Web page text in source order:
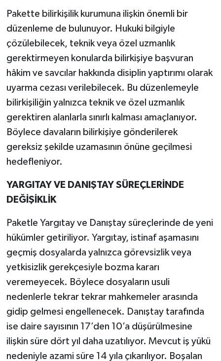
Pakette bilirkişilik kurumuna ilişkin önemli bir
düzenleme de bulunuyor. Hukuki bilgiyle
çözülebilecek, teknik veya özel uzmanlık
gerektirmeyen konularda bilirkişiye başvuran
hâkim ve savcılar hakkında disiplin yaptırımı olarak
uyarma cezası verilebilecek. Bu düzenlemeyle
bilirkişiliğin yalnızca teknik ve özel uzmanlık
gerektiren alanlarla sınırlı kalması amaçlanıyor.
Böylece davaların bilirkişiye gönderilerek
gereksiz şekilde uzamasının önüne geçilmesi
hedefleniyor.
YARGITAY VE DANIŞTAY SÜREÇLERİNDE
DEĞİŞİKLİK
Paketle Yargıtay ve Danıştay süreçlerinde de yeni
hükümler getiriliyor. Yargıtay, istinaf aşamasını
geçmiş dosyalarda yalnızca görevsizlik veya
yetkisizlik gerekçesiyle bozma kararı
veremeyecek. Böylece dosyaların usuli
nedenlerle tekrar tekrar mahkemeler arasında
gidip gelmesi engellenecek. Danıştay tarafında
ise daire sayısının 17’den 10’a düşürülmesine
ilişkin süre dört yıl daha uzatılıyor. Mevcut iş yükü
nedeniyle azami süre 14 yıla çıkarılıyor. Boşalan